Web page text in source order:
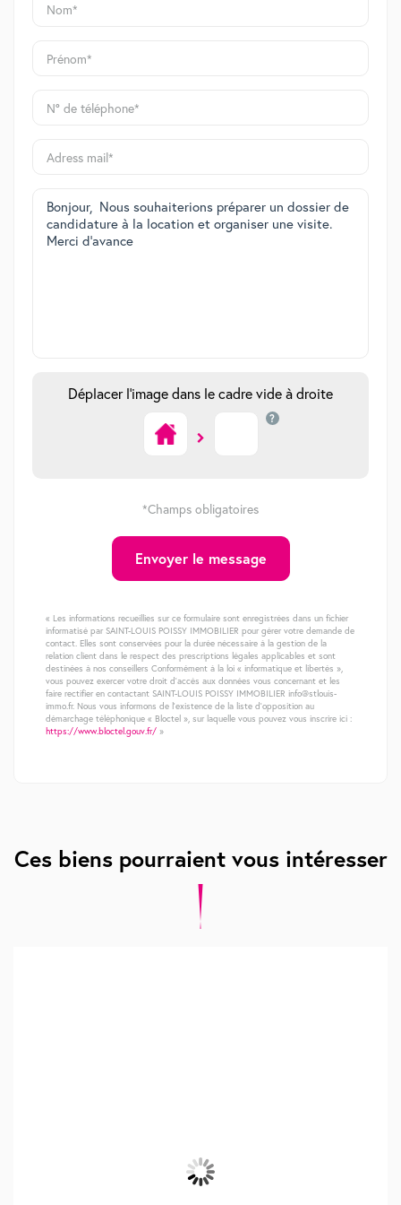
Déplacer l'image dans le cadre vide à droite
?
*Champs obligatoires
Envoyer le message
« Les informations recueillies sur ce formulaire sont enregistrées dans un fichier
informatisé par SAINT-LOUIS POISSY IMMOBILIER pour gérer votre demande de
contact. Elles sont conservées pour la durée nécessaire à la gestion de la
relation client dans le respect des prescriptions légales applicables et sont
destinées à nos conseillers Conformément à la loi « informatique et libertés »,
vous pouvez exercer votre droit d'accès aux données vous concernant et les
faire rectifier en contactant SAINT-LOUIS POISSY IMMOBILIER info@stlouis-
immo.fr. Nous vous informons de l'existence de la liste d'opposition au
démarchage téléphonique « Bloctel », sur laquelle vous pouvez vous inscrire ici :
https://www.bloctel.gouv.fr/ »
Ces biens pourraient vous intéresser